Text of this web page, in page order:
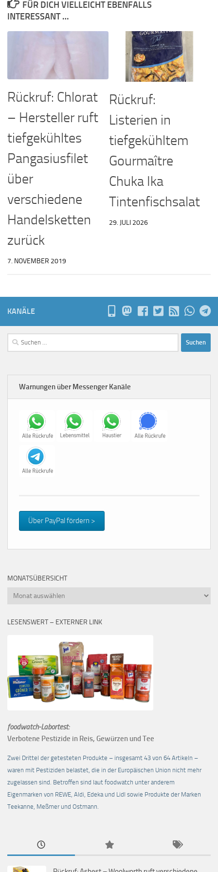
FÜR DICH VIELLEICHT EBENFALLS
INTERESSANT …
Rückruf: Chlorat
– Hersteller ruft
tiefgekühltes
Pangasiusfilet
über
verschiedene
Handelsketten
zurück
7. NOVEMBER 2019
Rückruf:
Listerien in
tiefgekühltem
Gourmaître
Chuka Ika
Tintenfischsalat
29. JULI 2026
KANÄLE
Suchen
nach:
Warnungen über Messenger Kanäle
Über PayPal fördern >
MONATSÜBERSICHT
Monatsübersicht
LESENSWERT – EXTERNER LINK
foodwatch-Labortest:
Verbotene Pestizide in Reis, Gewürzen und Tee
Zwei Drittel der getesteten Produkte – insgesamt 43 von 64 Artikeln –
waren mit Pestiziden belastet, die in der Europäischen Union nicht mehr
zugelassen sind. Betroffen sind laut foodwatch unter anderem
Eigenmarken von REWE, Aldi, Edeka und Lidl sowie Produkte der Marken
Teekanne, Meßmer und Ostmann.